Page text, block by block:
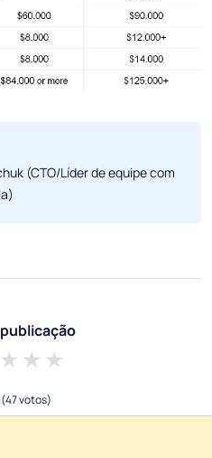
(CTO/Líder de equipe com
4 stars
3 stars
2 stars
(47 votos)